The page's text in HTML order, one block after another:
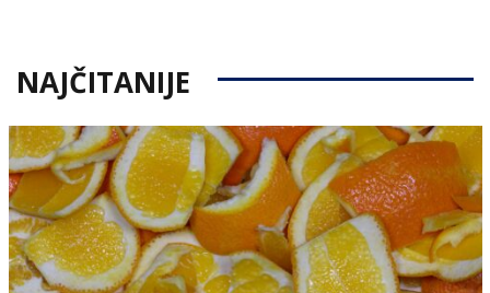
NAJČITANIJE